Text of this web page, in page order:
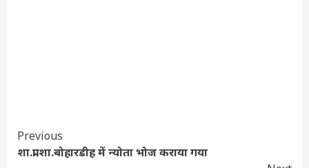
Continue
Previous
शा.प्रा.शा.बोहारडीह में न्योता भोज कराया गया